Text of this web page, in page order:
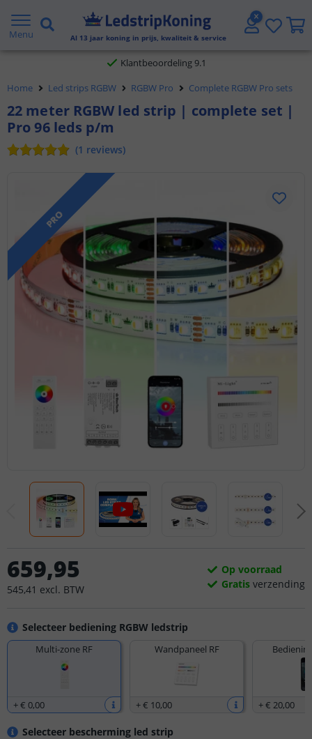
Menu Al 13 jaar koning in prijs, kwaliteit & service
Gratis verzending vanaf € 20,- NL en BE
Klantbeoordeling 9.1
Voor 23:45 uur besteld, morgen in huis
Home Led strips RGBW RGBW Pro Complete RGBW Pro sets
22 meter RGBW led strip | complete set |
Pro 96 leds p/m
(1 reviews)
PRO
Selecteer bediening RGBW ledstrip
Multi-zone RF
+€ 0,00
Wandpaneel RF
+€ 10,00 +€ 20,00
Selecteer bescherming led strip
659,95
545,41 excl. BTW
Op voorraad
Gratis verzending